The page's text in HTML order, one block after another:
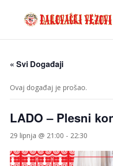
« Svi Događaji
Ovaj događaj je prošao.
LADO – Plesni
29 lipnja @ 21:00 - 22:30